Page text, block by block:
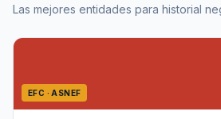
Las mejores entidades para historial
EFC · ASNEF